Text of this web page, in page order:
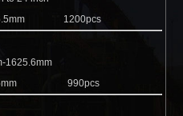
26.5mm 1200pcs
1625.6mm
65mm 990pcs